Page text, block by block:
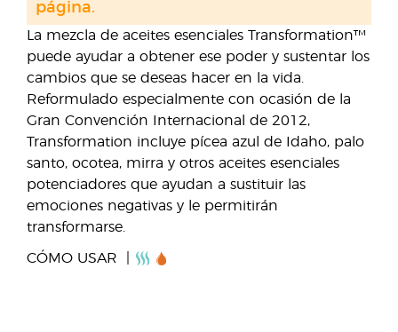
La mezcla de aceites esenciales Transformation™
puede ayudar a obtener ese poder y sustentar los
cambios que se deseas hacer en la vida.
Reformulado especialmente con ocasión de la
Gran Convención Internacional de 2012,
Transformation incluye pícea azul de Idaho, palo
santo, ocotea, mirra y otros aceites esenciales
potenciadores que ayudan a sustituir las
emociones negativas y le permitirán
transformarse.
CÓMO USAR
página.